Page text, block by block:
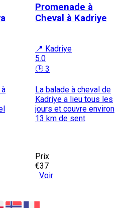
Promenade à
Cheval à Kadriye
📍 Kadriye
5.0
🕒 3
La balade à cheval de
Kadriye a lieu tous les
jours et couvre environ
13 km de sent
Prix
€37
Voir